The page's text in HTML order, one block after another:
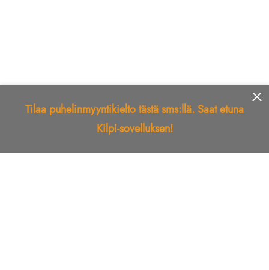
Tilaa puhelinmyyntikielto tästä sms:llä. Saat etuna
Kilpi-sovelluksen!